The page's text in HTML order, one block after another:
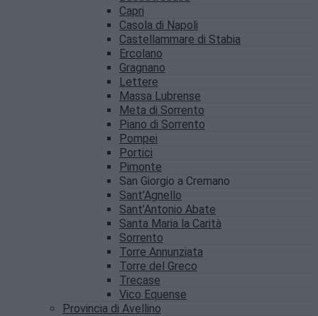
Capri
Casola di Napoli
Castellammare di Stabia
Ercolano
Gragnano
Lettere
Massa Lubrense
Meta di Sorrento
Piano di Sorrento
Pompei
Portici
Pimonte
San Giorgio a Cremano
Sant’Agnello
Sant’Antonio Abate
Santa Maria la Carità
Sorrento
Torre Annunziata
Torre del Greco
Trecase
Vico Equense
Provincia di Avellino